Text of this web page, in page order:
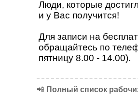
Люди, которые
и у Вас получится!
Для записи на
обращайтесь по
пятницу 8.00 - 14.00).
📲 Полный список